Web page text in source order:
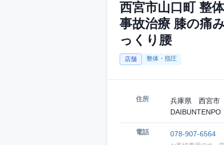
西宮市山口町 整
事故治療 膝の痛
っくり腰
店舗 整体・指圧
住所
兵庫県 西宮市
DAIBUNTENPO
電話 078-907-6564